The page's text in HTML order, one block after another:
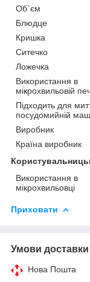
Об`єм
Блюдце
Кришка
Ситечко
Ложечка
Використання в
мікрохвильовій
Підходить для
посудомийній
Виробник
Країна виробник
Використання в
мікрохвильовці
Приховати
Умови доставки
Нова Пошта